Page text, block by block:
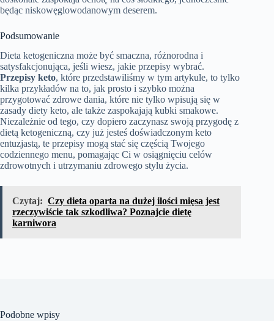
będąc niskowęglowodanowym deserem.
Podsumowanie
Dieta ketogeniczna może być smaczna, różnorodna i
satysfakcjonująca, jeśli wiesz, jakie przepisy wybrać.
Przepisy keto, które przedstawiliśmy w tym artykule, to tylko
kilka przykładów na to, jak prosto i szybko można
przygotować zdrowe dania, które nie tylko wpisują się w
zasady diety keto, ale także zaspokajają kubki smakowe.
Niezależnie od tego, czy dopiero zaczynasz swoją przygodę z
dietą ketogeniczną, czy już jesteś doświadczonym keto
entuzjastą, te przepisy mogą stać się częścią Twojego
codziennego menu, pomagając Ci w osiągnięciu celów
zdrowotnych i utrzymaniu zdrowego stylu życia.
Czytaj: Czy dieta oparta na dużej ilości mięsa jest
rzeczywiście tak szkodliwa? Poznajcie dietę
karniwora
Podobne wpisy